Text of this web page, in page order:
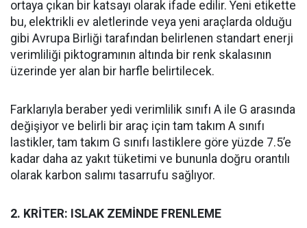
ortaya çıkan bir katsayı olarak ifade edilir. Yeni etikette
bu, elektrikli ev aletlerinde veya yeni araçlarda olduğu
gibi Avrupa Birliği tarafından belirlenen standart enerji
verimliliği piktogramının altında bir renk skalasının
üzerinde yer alan bir harfle belirtilecek.
Farklarıyla beraber yedi verimlilik sınıfı A ile G arasında
değişiyor ve belirli bir araç için tam takım A sınıfı
lastikler, tam takım G sınıfı lastiklere göre yüzde 7.5’e
kadar daha az yakıt tüketimi ve bununla doğru orantılı
olarak karbon salımı tasarrufu sağlıyor.
2. KRİTER: ISLAK ZEMİNDE FRENLEME